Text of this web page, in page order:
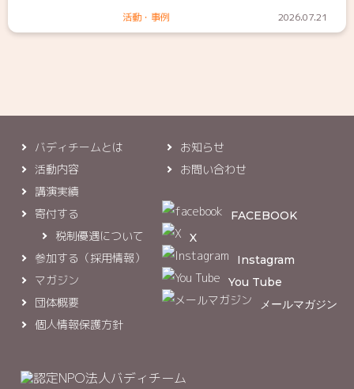
活動・事例 2026.07.21
バディチームとは
活動内容
講演実績
寄付する
税制優遇について
参加する（採用情報）
マガジン
団体概要
個人情報保護方針
お知らせ
お問い合わせ
FACEBOOK
X
Instagram
You Tube
メールマガジン